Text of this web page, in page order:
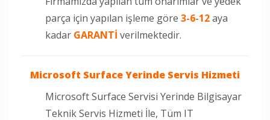
parça için yapılan işleme göre 3-6-12aya
kadar GARANTİ verilmektedir.
Microsoft Surface Yerinde Servis Hizmeti
Microsoft Surface Servisi Yerinde Bilgisayar
Teknik Servis Hizmeti İle, Tüm IT